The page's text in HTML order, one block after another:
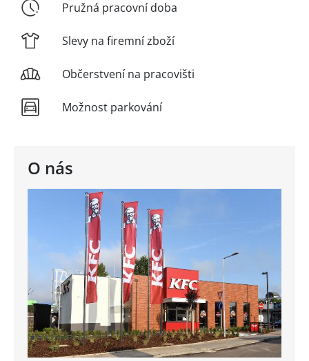
O nás
Pružná pracovní doba
Slevy na firemní zboží
Občerstvení na pracovišti
Možnost parkování